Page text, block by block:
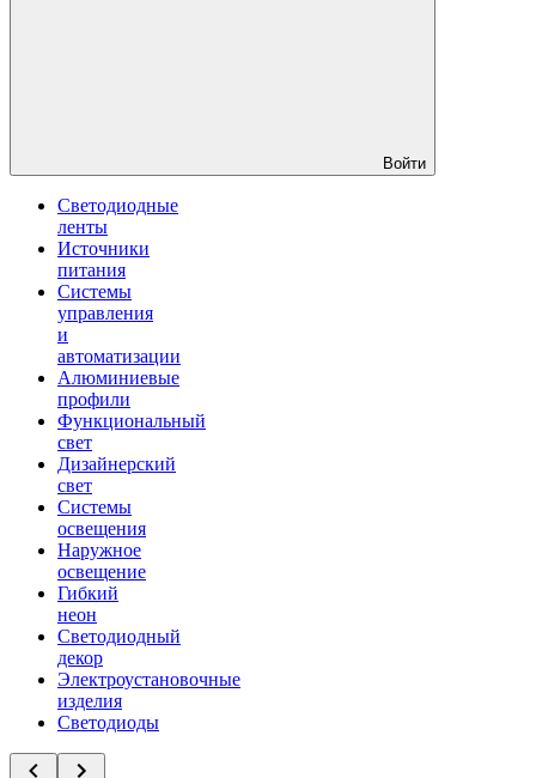
Войти
Светодиодные
ленты
Источники
питания
Системы
управления
и
автоматизации
Алюминиевые
профили
Функциональный
свет
Дизайнерский
свет
Системы
освещения
Наружное
освещение
Гибкий
неон
Светодиодный
декор
Электроустановочные
изделия
Светодиоды